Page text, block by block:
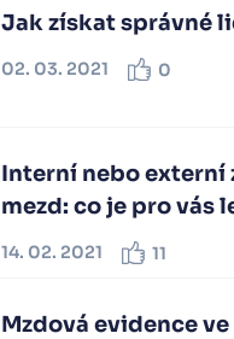
Jak získat správné
02. 03. 2021 0
Interní nebo externí
mezd: co je pro vás
14. 02. 2021 11
Mzdová evidence